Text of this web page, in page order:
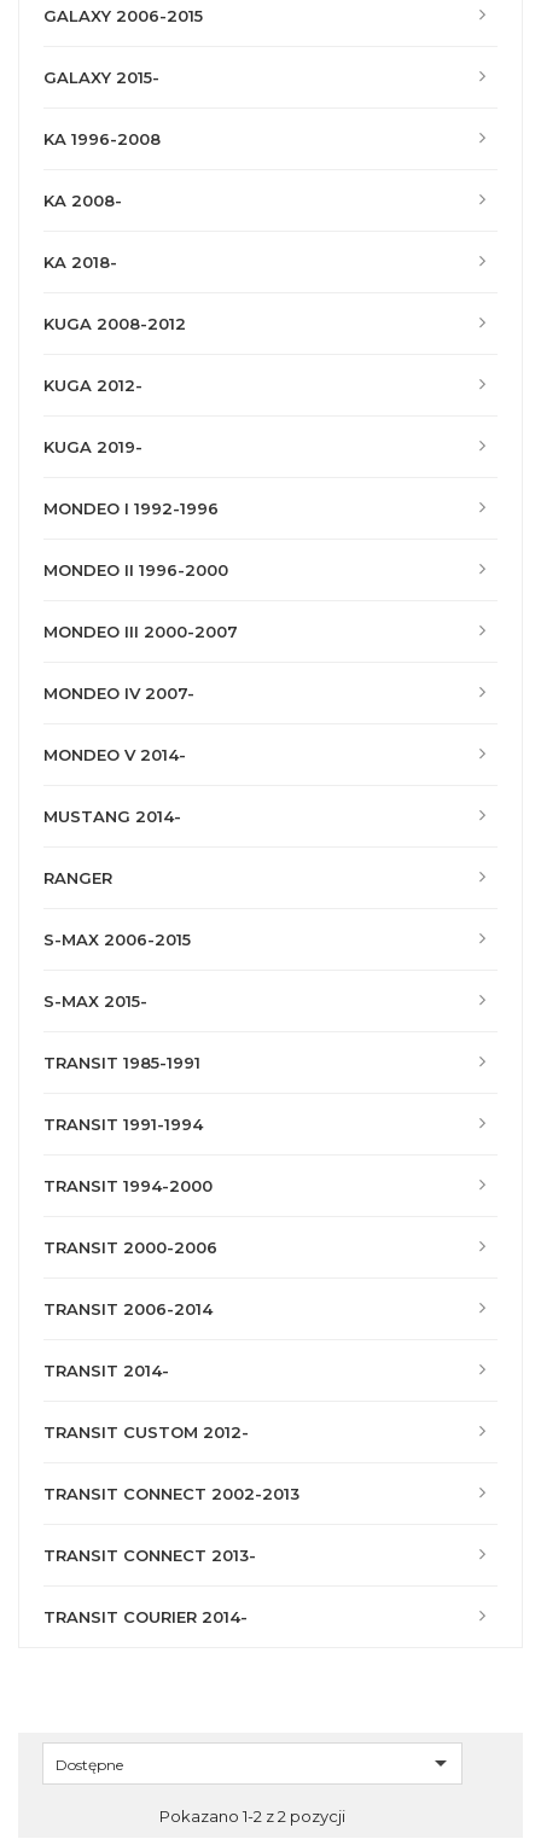
GALAXY 2006-2015
GALAXY 2015-
KA 1996-2008
KA 2008-
KA 2018-
KUGA 2008-2012
KUGA 2012-
KUGA 2019-
MONDEO I 1992-1996
MONDEO II 1996-2000
MONDEO III 2000-2007
MONDEO IV 2007-
MONDEO V 2014-
MUSTANG 2014-
RANGER
S-MAX 2006-2015
S-MAX 2015-
TRANSIT 1985-1991
TRANSIT 1991-1994
TRANSIT 1994-2000
TRANSIT 2000-2006
TRANSIT 2006-2014
TRANSIT 2014-
TRANSIT CUSTOM 2012-
TRANSIT CONNECT 2002-2013
TRANSIT CONNECT 2013-
TRANSIT COURIER 2014-
Dostępne 
Pokazano 1-2 z 2 pozycji